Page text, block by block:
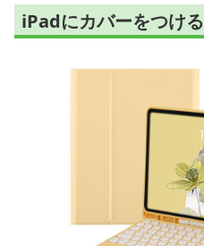
iPadにカバーをつけ